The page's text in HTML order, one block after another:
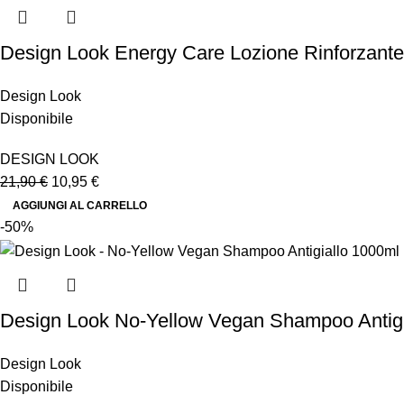
Design Look Energy Care Lozione
Design Look
Disponibile
DESIGN LOOK
21,90€ 10,95 €
AGGIUNGI AL CARRELLO
-50%
Design Look No-Yellow Vegan Shampoo
Design Look
Disponibile